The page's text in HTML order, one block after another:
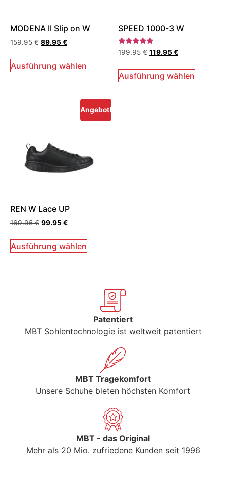
MODENA II Slip on W
159.95€ 89.95€
Ausführung wählen
SPEED 1000-3 W
Bewertet
mit
von 5
199.95€ 119.95€
Ausführung wählen
Angebot!
REN W Lace UP
169.95€ 99.95€
Ausführung wählen
Patentiert
MBT Sohlentechnologie ist weltweit patentiert
MBT Tragekomfort
Unsere Schuhe bieten höchsten Komfort
MBT - das Original
Mehr als 20 Mio. zufriedene Kunden seit 1996